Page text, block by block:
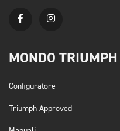
MONDO TRIUMPH
Configuratore
Triumph Approved